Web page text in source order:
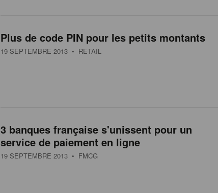
Plus de code PIN pour les petits montants
19 SEPTEMBRE 2013 • RETAIL
3 banques française s'unissent pour un
service de paiement en ligne
19 SEPTEMBRE 2013 • FMCG